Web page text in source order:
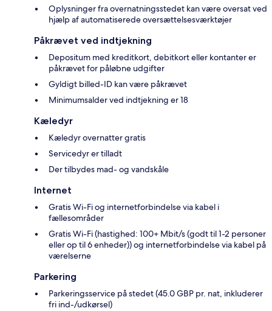
Oplysninger fra overnatningsstedet kan være oversat ved
hjælp af automatiserede oversættelsesværktøjer
Påkrævet ved indtjekning
Depositum med kreditkort, debitkort eller kontanter er
påkrævet for påløbne udgifter
Gyldigt billed-ID kan være påkrævet
Minimumsalder ved indtjekning er 18
Kæledyr
Kæledyr overnatter gratis
Servicedyr er tilladt
Der tilbydes mad- og vandskåle
Internet
Gratis Wi-Fi og internetforbindelse via kabel i
fællesområder
Gratis Wi-Fi (hastighed: 100+ Mbit/s (godt til 1-2 personer
eller op til 6 enheder)) og internetforbindelse via kabel på
værelserne
Parkering
Parkeringsservice på stedet (45.0 GBP pr. nat, inkluderer
fri ind-/udkørsel)